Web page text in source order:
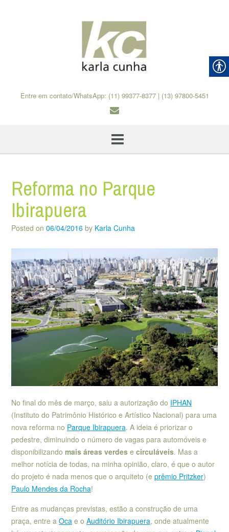
Entre em contato/WhatsApp: (11) 99377-8377 | (13) 97800-5451
Reforma no Parque
Ibirapuera
Posted on 06/04/2016 by Karla Cunha
No final do mês de março, saiu a autorização do IPHAN
(Instituto do Patrimônio Histórico e Artístico Nacional) para uma
nova reforma no Parque Ibirapuera. A ideia é priorizar o
pedestre, diminuindo o número de vagas para automóveis e
disponibilizando mais áreas verdes e circuláveis. Mas a
melhor notícia de todas, na minha opinião, claro, é que o autor
do projeto é nada menos que o arquiteto (e prêmio Pritzker)
Paulo Mendes da Rocha!
Entre as mudanças previstas, estão a construção de uma
praça, entre a Oca e o Auditório Ibirapuera, onde atualmente